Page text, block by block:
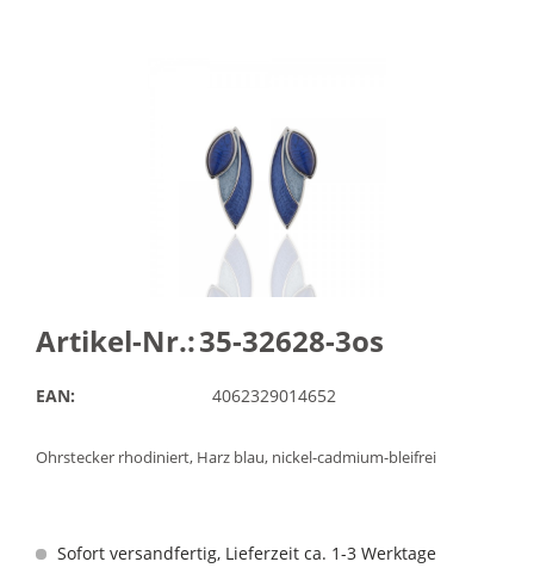
Artikel-Nr.:35-32628-3os
EAN: 4062329014652
Ohrstecker rhodiniert, Harz blau, nickel-cadmium-bleifrei
Sofort versandfertig, Lieferzeit ca. 1-3 Werktage